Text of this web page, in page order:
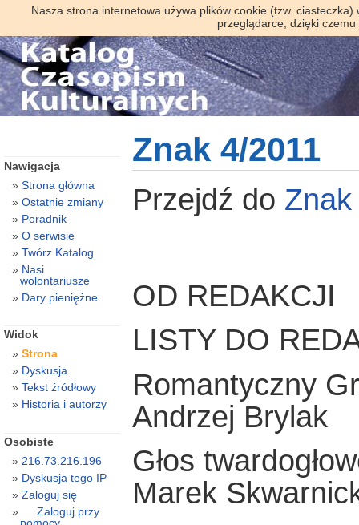
Nasza strona internetowa używa plików cookie (tzw.
przeglądarce, dzięki
Znak 4/2011
Przejdź do Znak
OD REDAKCJI
LISTY DO
Romantyczny
Andrzej Brylak
Głos
Marek
Nawigacja
Strona główna
Ostatnie zmiany
Poradnik
O serwisie
Twórz Katalog
Nasi
wolontariusze
Dary pieniężne
Widok
Strona
Dyskusja
Tekst źródłowy
Historia i autorzy
Osobiste
216.73.216.196
Dyskusja tego IP
Zaloguj się
Zaloguj przy